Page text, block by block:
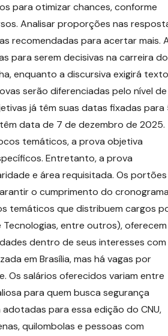
para otimizar chances, conforme
Analisar proporções nas
recomendadas para acertar mais.
para serem decisivas na carreira
enquanto a discursiva exigirá
serão diferenciadas pelo nível de
já têm suas datas fixadas para
data de 7 de dezembro de 2025.
temáticos, a prova objetiva
Entretanto, a prova
e área requisitada. Os portões
o cumprimento do cronograma
temáticos que distribuem cargos
Tecnologias, entre outros), oferecem
dentro de seus interesses com
em Brasília, mas há vagas por
Os salários oferecidos variam entre
para quem busca segurança
para essa edição do CNU,
quilombolas e pessoas com